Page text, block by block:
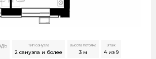
Тип санузла
2 санузла и более
Высота потолка
3 м
Этаж
4 из 9